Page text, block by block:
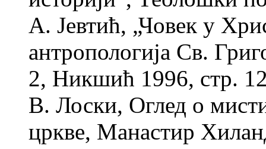
А. Јевтић, „Човек у
антропологија Св.
2, Никшић 1996, стр.
В. Лоски, Оглед о
цркве, Манастир